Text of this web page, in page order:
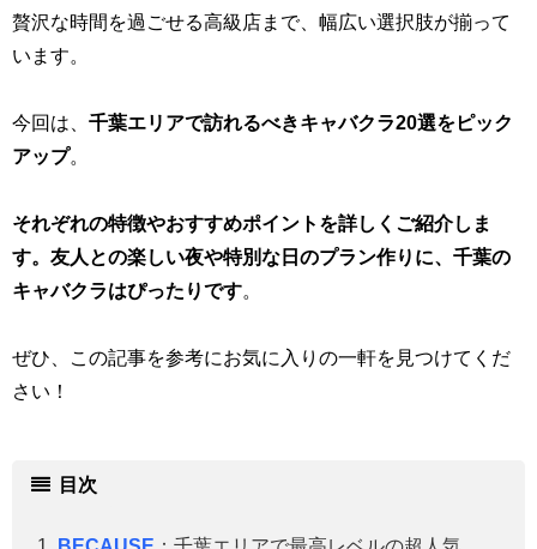
贅沢な時間を過ごせる高級店まで、幅広い選択肢が揃って
います。
今回は、 千葉エリアで訪れるべきキャバクラ20選をピック
アップ。
それぞれの特徴やおすすめポイントを詳しくご紹介しま
す。友人との楽しい夜や特別な日のプラン作りに、千葉の
キャバクラはぴったりです
ぜひ、この記事を参考にお気に入りの一軒を見つけてくだ
さい！
目次